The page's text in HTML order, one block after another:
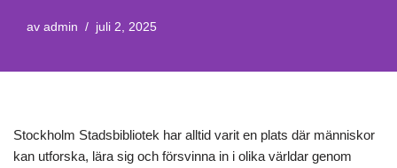
av admin juli 2, 2025
Stockholm Stadsbibliotek har alltid varit en plats där människor
kan utforska, lära sig och försvinna in i olika världar genom